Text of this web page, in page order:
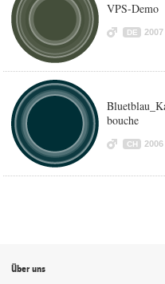
VPS-Demo
DE 2007
bouche
CH 2006
Über uns